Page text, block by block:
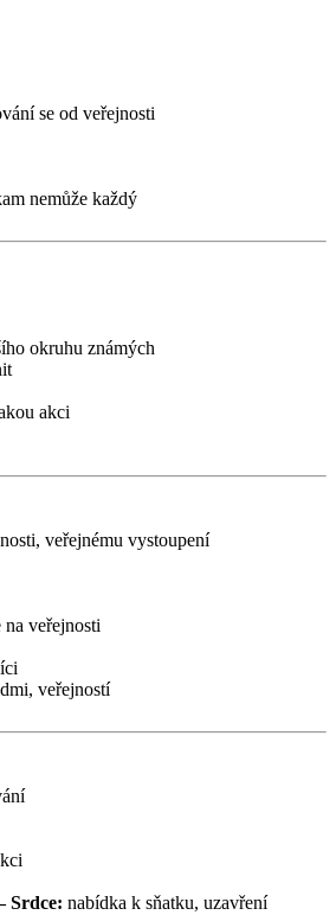
se od veřejnosti
nemůže každý
okruhu známých
akci
veřejnému vystoupení
veřejnosti
veřejností
Srdce: nabídka k sňatku, uzavření